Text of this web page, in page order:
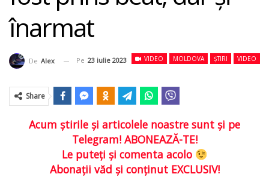
înarmat
VIDEO MOLDOVA ȘTIRI VIDEO
De Alex Pe 23 iulie 2023
Share
Acum ştirile şi articolele noastre sunt şi pe
Telegram! ABONEAZĂ-TE!
Le puteţi şi comenta acolo
Abonaţii văd şi conţinut EXCLUSIV!